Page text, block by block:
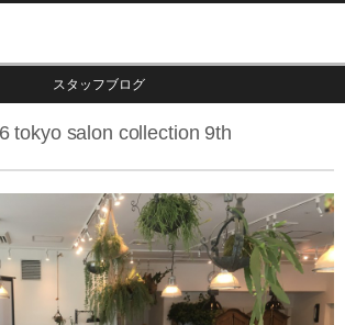
スタッフブログ
tokyo salon collection 9th